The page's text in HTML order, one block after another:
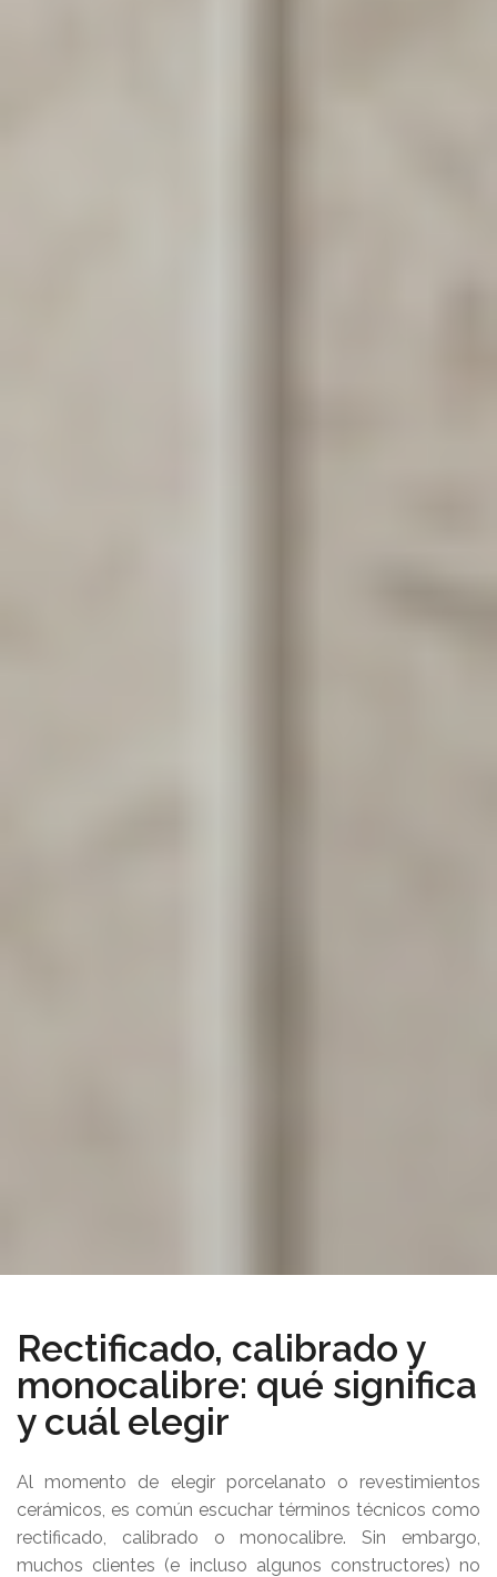
Rectificado, calibrado y
monocalibre: qué significa
y cuál elegir
Al momento de elegir porcelanato o revestimientos
cerámicos, es común escuchar términos técnicos como
rectificado, calibrado o monocalibre. Sin embargo,
muchos clientes (e incluso algunos constructores) no